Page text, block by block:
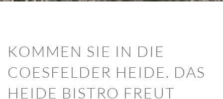
KOMMEN SIE IN DIE
COESFELDER HEIDE. DAS
HEIDE BISTRO FREUT